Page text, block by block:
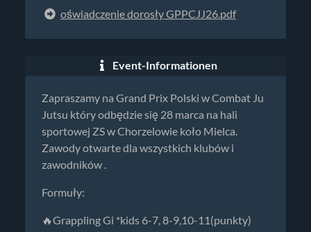
oświadczenie dorosły GPPCJJ26.pdf
Event-Informationen
Zapraszamy na Grand Prix Polski w Combat Ju
Jutsu który odbędzie się 28 marca na hali
sportowej ZS w Chorzelowie koło Mielca.
Zawody otwarte dla wszystkich klubów i
zawodników .
Formuły:
🔥Grappling Gi *kids 6-7, 8-9,10-11(punkty)